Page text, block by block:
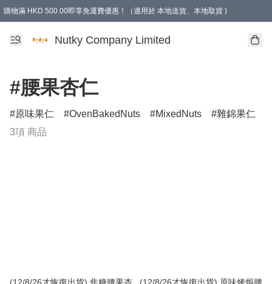
購物滿 HKD 500.00即享免運費優惠！（適用於 本地送貨、本地取貨 )
Nutky Company Limited
#腰果杏仁
原味果仁 OvenBakedNuts MixedNuts 雜錦果仁
3項 商品